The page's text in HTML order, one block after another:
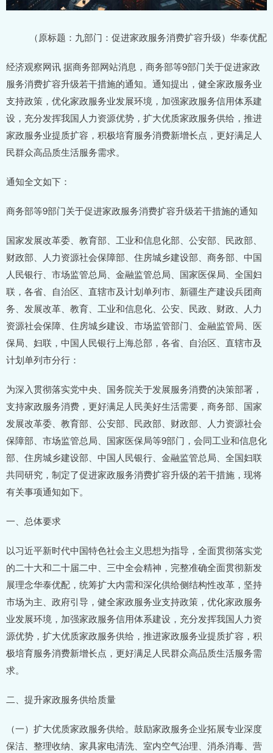
（原标题：九部门：促进家政服务消费扩容升级）华泰优配
经济观察网讯 据商务部网站消息，商务部等9部门关于促进家政
服务消费扩容升级若干措施的通知。通知提出，健全家政服务业
支持政策，优化家政服务业发展环境，加强家政服务信用体系建
设，充分发挥我国人力资源优势，扩大优质家政服务供给，推进
家政服务业提质扩容，积极培育服务消费新增长点，更好满足人
民群众高品质生活服务需求。
通知全文如下：
商务部等9部门关于促进家政服务消费扩容升级若干措施的通知
国家发展改革委、教育部、工业和信息化部、公安部、民政部、
财政部、人力资源社会保障部、住房城乡建设部、商务部、中国
人民银行、市场监管总局、金融监管总局、国家医保局、全国妇
联，各省、自治区、直辖市及计划单列市、新疆生产建设兵团商
务、发展改革、教育、工业和信息化、公安、民政、财政、人力
资源社会保障、住房城乡建设、市场监管部门、金融监管局、医
保局、妇联，中国人民银行上海总部，各省、自治区、直辖市及
计划单列市分行：
为深入贯彻落实党中央、国务院关于发展服务消费的决策部署，
支持家政服务消费，更好满足人民美好生活需要，商务部、国家
发展改革委、教育部、公安部、民政部、财政部、人力资源社会
保障部、市场监管总局、国家医保局等9部门，会同工业和信息化
部、住房城乡建设部、中国人民银行、金融监管总局、全国妇联
共同研究，制定了促进家政服务消费扩容升级的若干措施，现将
有关事项通知如下。
一、总体要求
以习近平新时代中国特色社会主义思想为指导，全面贯彻落实党
的二十大和二十届二中、三中全会精神，完整准确全面贯彻新发
展理念华泰优配，统筹扩大内需和深化供给侧结构性改革，坚持
市场为主、政府引导，健全家政服务业支持政策，优化家政服务
业发展环境，加强家政服务信用体系建设，充分发挥我国人力资
源优势，扩大优质家政服务供给，推进家政服务业提质扩容，积
极培育服务消费新增长点，更好满足人民群众高品质生活服务需
求。
二、提升家政服务供给质量
（一）扩大优质家政服务供给。鼓励家政服务企业拓展专业深度
保洁、整理收纳、家具家电清洗、室内空气治理、消杀消毒、营